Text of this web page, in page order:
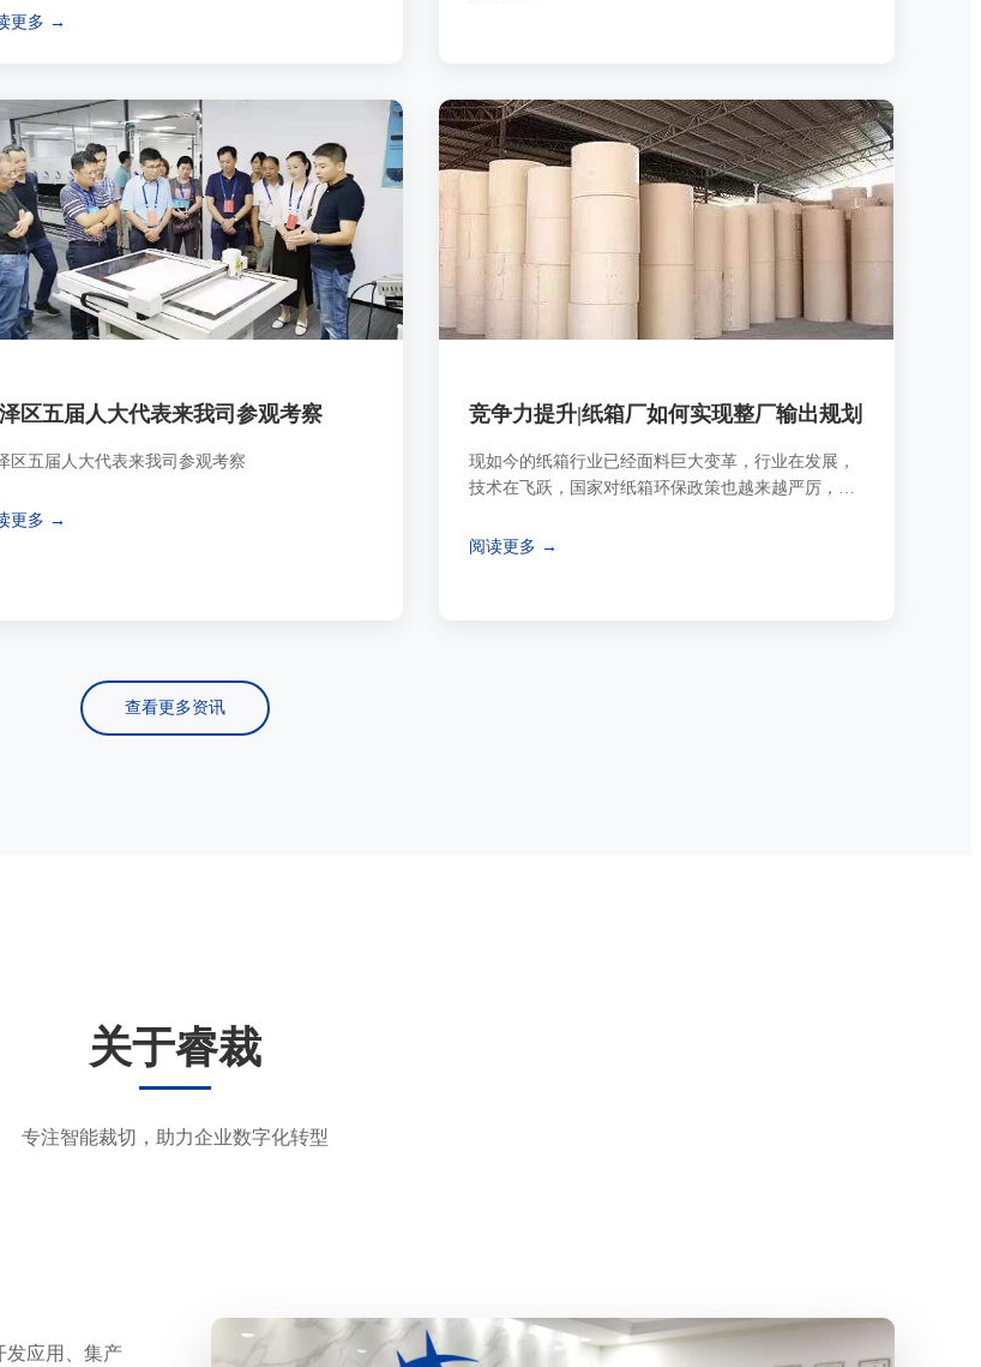
更多 →
区五届人大代表来我司参观考察
区五届人大代表来我司参观考察
更多 →
竞争力提升|纸箱厂如何实现整厂输出规划
现如今的纸箱行业已经面料巨大变革，行业在发展，
技术在飞跃，国家对纸箱环保政策也越来越严厉，对
进行智能化自动化升级，将使得纸箱企业更加具有核
阅读更多 →
查看更多资讯
关于睿裁
专注智能裁切，助力企业数字化转型
发应用、集产